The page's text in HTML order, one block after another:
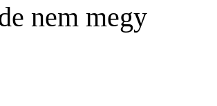
nem megy